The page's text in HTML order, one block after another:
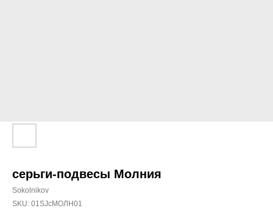
серьги-подвесы Молния
Sokolnikov
SKU: 01SJсМОЛН01